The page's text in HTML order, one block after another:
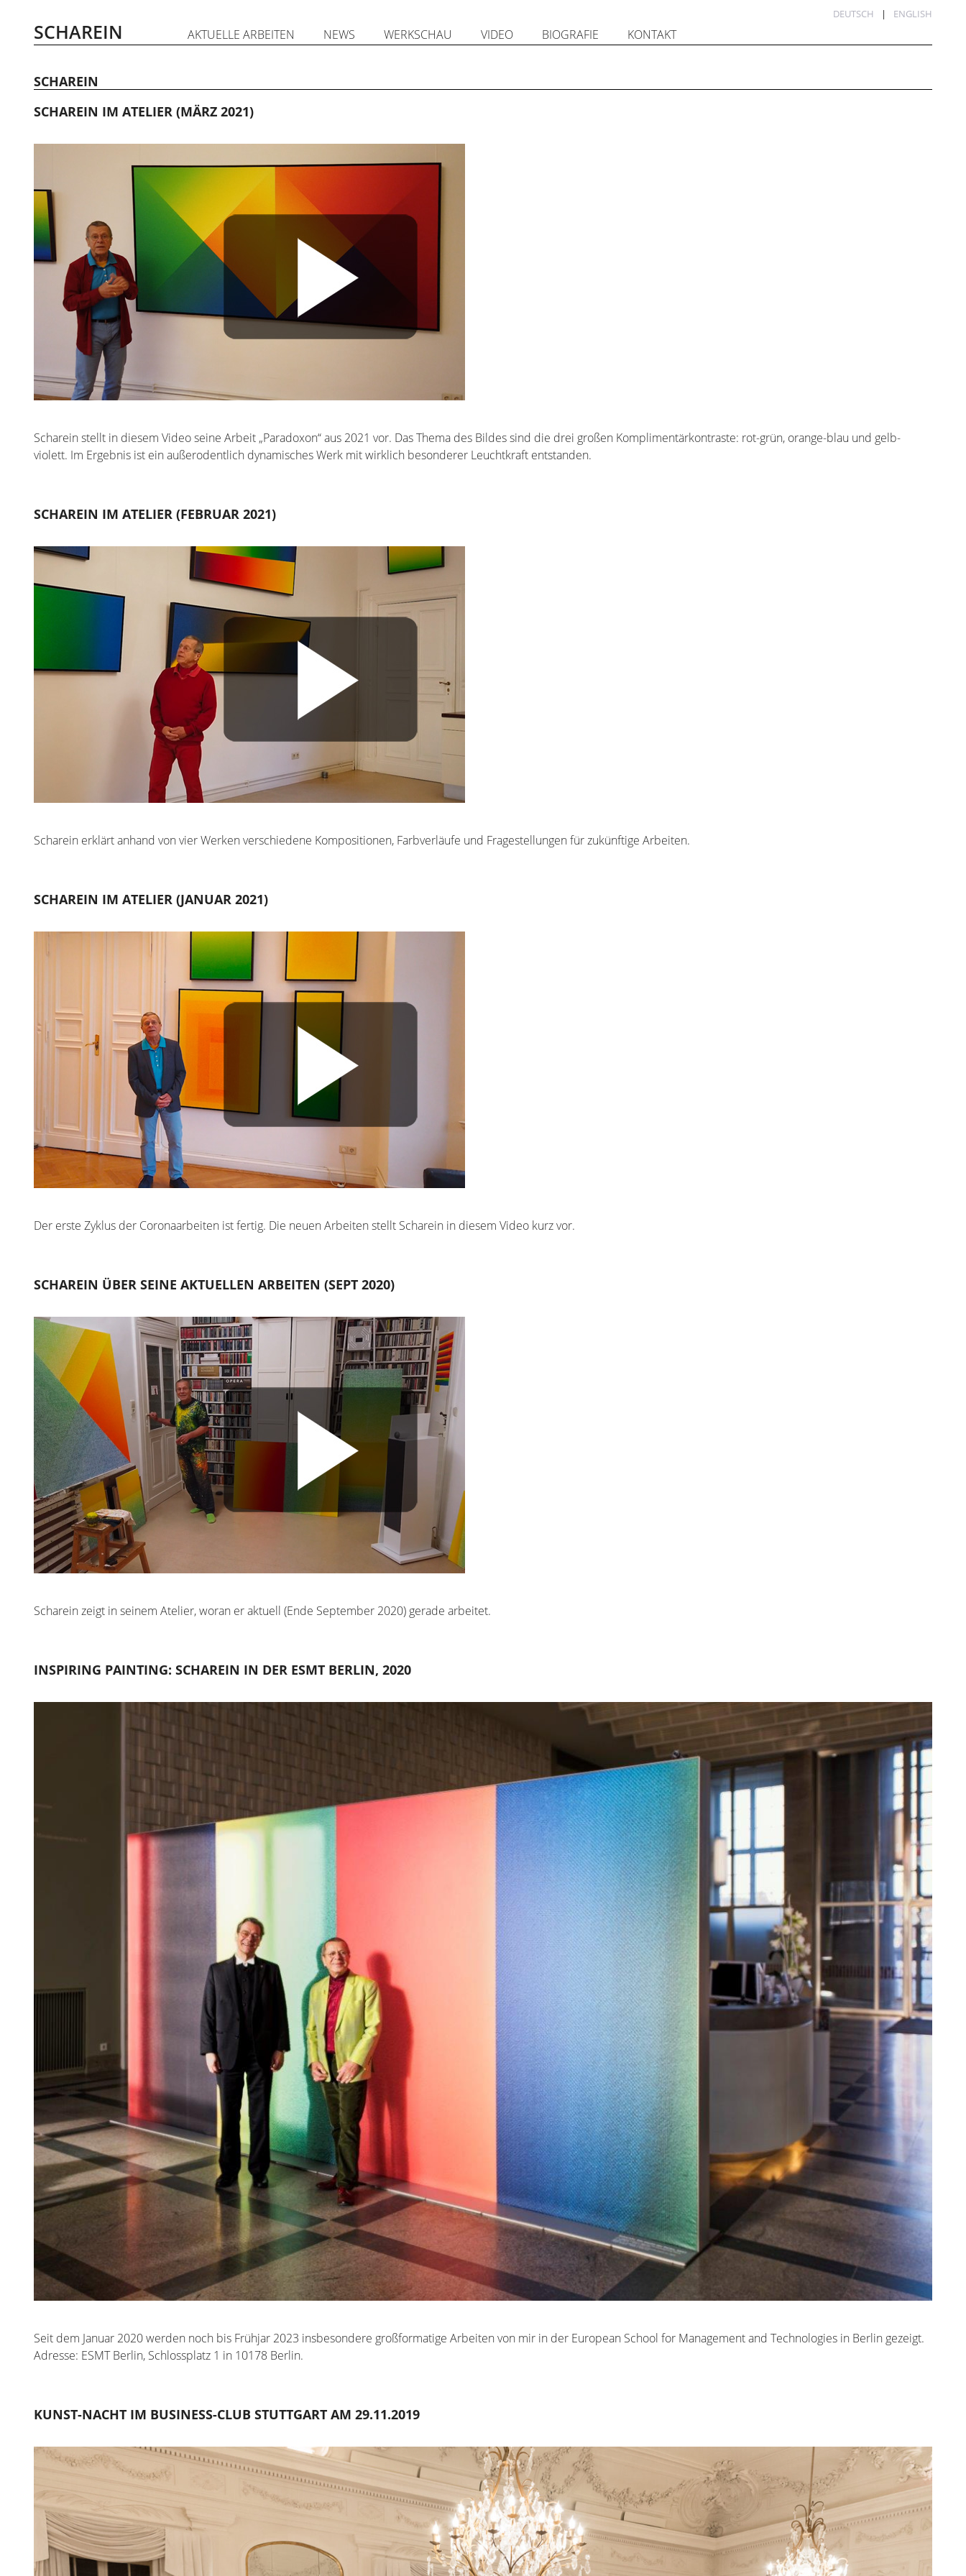
Inhalt
springen
DEUTSCH ENGLISH
SCHAREIN AKTUELLE ARBEITEN NEWS WERKSCHAU VIDEO BIOGRAFIE KONTAKT
SCHAREIN
SCHAREIN IM ATELIER (MÄRZ 2021)
Scharein stellt in diesem Video seine Arbeit „Paradoxon“ aus 2021 vor. Das Thema des Bildes sind die drei großen Komplimentärkontraste: rot-grün, orange-blau und gelb-
violett. Im Ergebnis ist ein außerodentlich dynamisches Werk mit wirklich besonderer Leuchtkraft entstanden.
SCHAREIN IM ATELIER (FEBRUAR 2021)
Scharein erklärt anhand von vier Werken verschiedene Kompositionen, Farbverläufe und Fragestellungen für zukünftige Arbeiten.
SCHAREIN IM ATELIER (JANUAR 2021)
Der erste Zyklus der Coronaarbeiten ist fertig. Die neuen Arbeiten stellt Scharein in diesem Video kurz vor.
SCHAREIN ÜBER SEINE AKTUELLEN ARBEITEN (SEPT 2020)
Scharein zeigt in seinem Atelier, woran er aktuell (Ende September 2020) gerade arbeitet.
INSPIRING PAINTING: SCHAREIN IN DER ESMT BERLIN, 2020
Seit dem Januar 2020 werden noch bis Frühjar 2023 insbesondere großformatige Arbeiten von mir in der European School for Management and Technologies in Berlin gezeigt.
Adresse: ESMT Berlin, Schlossplatz 1 in 10178 Berlin.
KUNST-NACHT IM BUSINESS-CLUB STUTTGART AM 29.11.2019